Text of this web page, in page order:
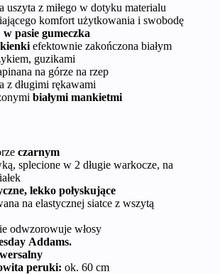
uszyta z miłego w dotyku materialu
komfort użytkowania i swobodę
w pasie gumeczka
efektownie zakończona białym
guzikami
na górze na rzep
z długimi rękawami
białymi mankietmi
czarnym
splecione w 2 długie warkocze, na
lekko połyskujące
na elastycznej siatce z wszytą
odwzorowuje włosy
Addams.
peruki: ok. 60 cm